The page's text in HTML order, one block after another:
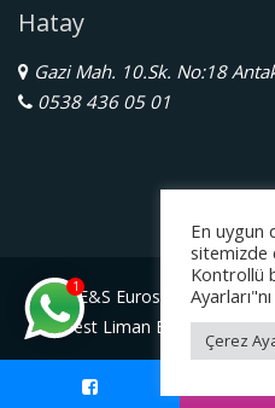
Hatay
Gazi Mah. 10.Sk. No:18
0538 436 05 01
E&S Eurostar Yurtdışı
Serbest Liman Bölge
1
En uygun
sitemizde
Kontrollü
Çerez